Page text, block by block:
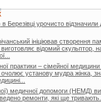
урочисто відзначили
ініціював створення
виготовляє відомий
практики – сімейної
установу мудра жінка,
медичної допомоги (НЕМД)
ремонти, які ще тривають.